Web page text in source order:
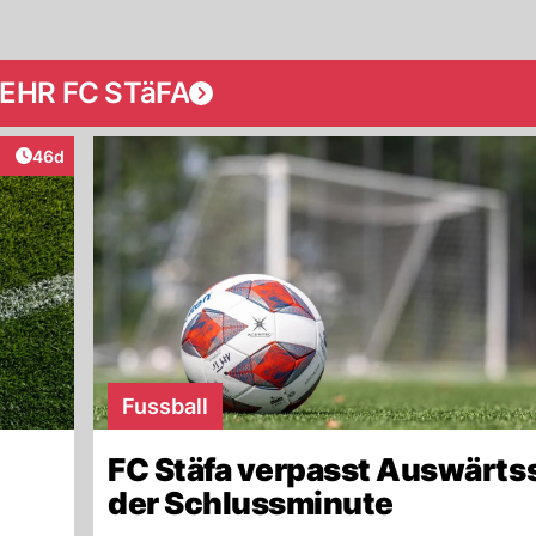
FC STäFA
Artikel veröffentlicht:
46d
Fussball
FC Stäfa verpasst
der Schlussminute